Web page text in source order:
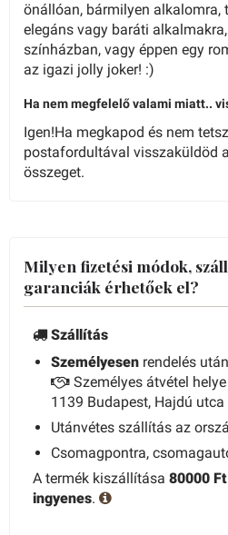
önállóan, bármilyen alkalomra,
elegáns vagy baráti
színházban, vagy éppen egy
az igazi jolly joker! :)
Ha nem megfelelő valami miatt..
Igen!Ha megkapod és nem
postafordultával visszaküldöd
összeget.
Milyen fizetési módok,
garanciák érhetőek el?
Szállítás
Személyesen rendelés
Személyes átvétel helye
1139 Budapest, Hajdú utca
Utánvétes szállítás az
Csomagpontra,
A termék kiszállítása 80000
ingyenes.